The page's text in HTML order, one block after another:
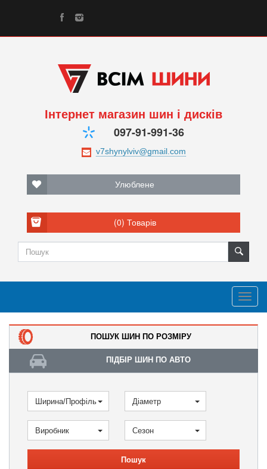
Інтернет магазин шин і дисків
097-91-991-36
Улюблене
(0) Товарів
ПОШУК ШИН ПО РОЗМІРУ
ПІДБІР ШИН ПО АВТО
Ширина/Профіль Діаметр
Виробник Сезон
Пошук